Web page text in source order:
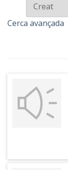
Cerca avançada